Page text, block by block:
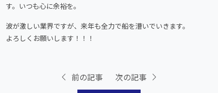
す。いつも心に余裕を。
波が激しい業界ですが、来年も全力で船を漕いでいきます。
よろしくお願いします！！！
前の記事
次の記事